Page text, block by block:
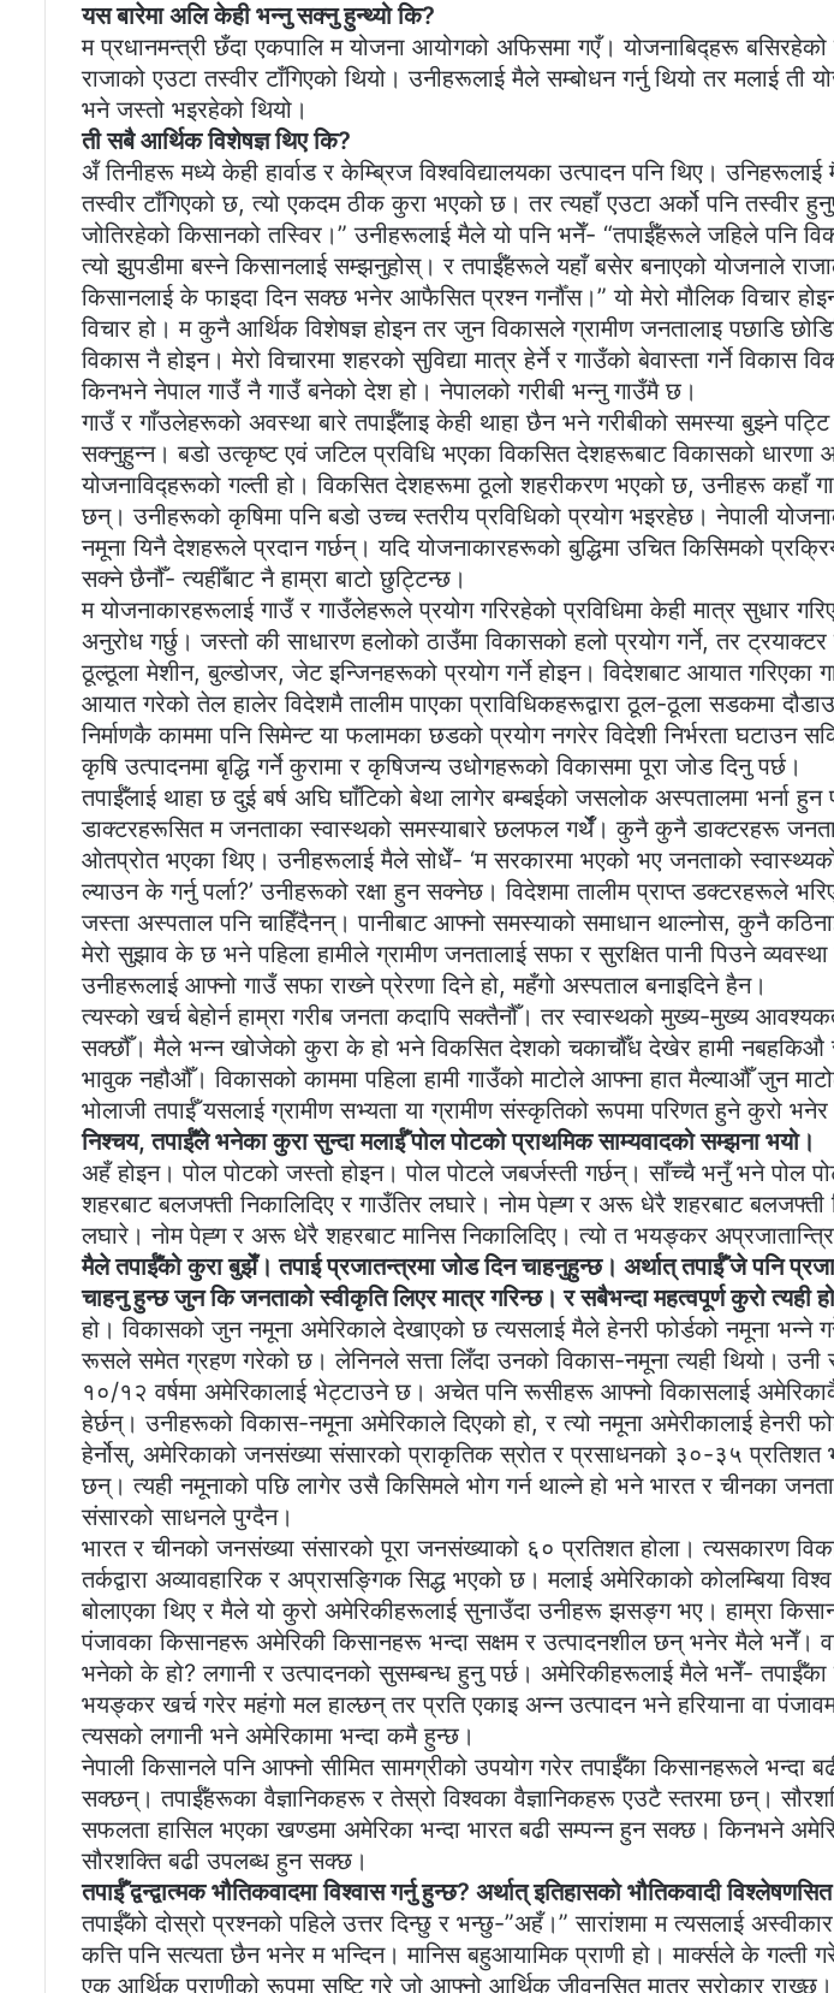
यस बारेमा अलि केही भन्नु सक्नु हुन्थ्यो कि?
म प्रधानमन्त्री छँदा एकपालि म योजना आयोगको अफिसमा गएँ। योजनाबिद्हरू बसिरहेको
राजाको एउटा तस्वीर टाँगिएको थियो। उनीहरूलाई मैले सम्बोधन गर्नु थियो तर मलाई ती
भने जस्तो भइरहेको थियो।
ती सबै आर्थिक विशेषज्ञ थिए कि?
अँ तिनीहरू मध्ये केही हार्वाड र केम्ब्रिज विश्वविद्यालयका उत्पादन पनि थिए।
तस्वीर टाँगिएको छ, त्यो एकदम ठीक कुरा भएको छ। तर त्यहाँ एउटा अर्को पनि तस्वीर
जोतिरहेको किसानको तस्विर।” उनीहरूलाई मैले यो पनि भनेँ- “तपाईँहरूले जहिले पनि
त्यो झुपडीमा बस्ने किसानलाई सम्झनुहोस्। र तपाईँहरूले यहाँ बसेर बनाएको योजनाले
किसानलाई के फाइदा दिन सक्छ भनेर आफैसित प्रश्न गर्नौँस।” यो मेरो मौलिक विचार
विचार हो। म कुनै आर्थिक विशेषज्ञ होइन तर जुन विकासले ग्रामीण जनतालाइ पछाडि
विकास नै होइन। मेरो विचारमा शहरको सुविद्या मात्र हेर्ने र गाउँको बेवास्ता गर्ने विकास
किनभने नेपाल गाउँ नै गाउँ बनेको देश हो। नेपालको गरीबी भन्नु गाउँमै छ।
गाउँ र गाँउलेहरूको अवस्था बारे तपाईँलाइ केही थाहा छैन भने गरीबीको समस्या बुझ्ने पट्टि
सक्नुहुन्न। बडो उत्कृष्ट एवं जटिल प्रविधि भएका विकसित देशहरूबाट विकासको धारणा
योजनाविद्हरूको गल्ती हो। विकसित देशहरूमा ठूलो शहरीकरण भएको छ, उनीहरू कहाँ
छन्। उनीहरूको कृषिमा पनि बडो उच्च स्तरीय प्रविधिको प्रयोग भइरहेछ। नेपाली
नमूना यिनै देशहरूले प्रदान गर्छन्। यदि योजनाकारहरूको बुद्धिमा उचित किसिमको
सक्ने छैनौँ- त्यहीँबाट नै हाम्रा बाटो छुट्टिन्छ।
म योजनाकारहरूलाई गाउँ र गाउँलेहरूले प्रयोग गरिरहेको प्रविधिमा केही मात्र सुधार
अनुरोध गर्छु। जस्तो की साधारण हलोको ठाउँमा विकासको हलो प्रयोग गर्ने, तर ट्रयाक्टर
ठूल्ठूला मेशीन, बुल्डोजर, जेट इन्जिनहरूको प्रयोग गर्ने होइन। विदेशबाट आयात गरिएका
आयात गरेको तेल हालेर विदेशमै तालीम पाएका प्राविधिकहरूद्वारा ठूल-ठूला सडकमा
निर्माणकै काममा पनि सिमेन्ट या फलामका छडको प्रयोग नगरेर विदेशी निर्भरता घटाउन
कृषि उत्पादनमा बृद्धि गर्ने कुरामा र कृषिजन्य उधोगहरूको विकासमा पूरा जोड दिनु पर्छ।
तपाईँलाई थाहा छ दुई बर्ष अघि घाँटिको बेथा लागेर बम्बईको जसलोक अस्पतालमा भर्ना हुन
डाक्टरहरूसित म जनताका स्वास्थको समस्याबारे छलफल गर्थेँ। कुनै कुनै डाक्टरहरू
ओतप्रोत भएका थिए। उनीहरूलाई मैले सोधेँ- ‘म सरकारमा भएको भए जनताको
ल्याउन के गर्नु पर्ला?’ उनीहरूको रक्षा हुन सक्नेछ। विदेशमा तालीम प्राप्त डक्टरहरूले
जस्ता अस्पताल पनि चाहिँदैनन्। पानीबाट आफ्नो समस्याको समाधान थाल्नोस, कुनै
मेरो सुझाव के छ भने पहिला हामीले ग्रामीण जनतालाई सफा र सुरक्षित पानी पिउने व्यवस्था
उनीहरूलाई आफ्नो गाउँ सफा राख्‍ने प्रेरणा दिने हो, महँगो अस्पताल बनाइदिने हैन।
त्यस्को खर्च बेहोर्न हाम्रा गरीब जनता कदापि सक्तैनौँ। तर स्वास्थको मुख्य-मुख्य
सक्छौँ। मैले भन्न खोजेको कुरा के हो भने विकसित देशको चकाचौँध देखेर हामी नबहकिऔ
भावुक नहौऔँ। विकासको काममा पहिला हामी गाउँको माटोले आफ्ना हात मैल्याऔँ जुन
भोलाजी तपाईँ यसलाई ग्रामीण सभ्यता या ग्रामीण संस्कृतिको रूपमा परिणत हुने कुरो
निश्चय, तपाईँले भनेका कुरा सुन्दा मलाईँ पोल पोटको प्राथमिक साम्यवादको सम्झना भयो।
अहँ होइन। पोल पोटको जस्तो होइन। पोल पोटले जबर्जस्ती गर्छन्। साँच्चै भनुँ भने पोल
शहरबाट बलजफ्ती निकालिदिए र गाउँतिर लघारे। नोम पेह्ग र अरू धेरै शहरबाट बलजफ्ती
लघारे। नोम पेह्ग र अरू धेरै शहरबाट मानिस निकालिदिए। त्यो त भयङ्कर
मैले तपाईँको कुरा बुझेँ। तपाई प्रजातन्त्रमा जोड दिन चाहनुहुन्छ। अर्थात् तपाईँ जे पनि
चाहनु हुन्छ जुन कि जनताको स्वीकृति लिएर मात्र गरिन्छ। र सबैभन्दा महत्वपूर्ण कुरो त्यही
हो। विकासको जुन नमूना अमेरिकाले देखाएको छ त्यसलाई मैले हेनरी फोर्डको नमूना भन्ने
रूसले समेत ग्रहण गरेको छ। लेनिनले सत्ता लिँदा उनको विकास-नमूना त्यही थियो।
१०/१२ वर्षमा अमेरिकालाई भेट्टाउने छ। अचेत पनि रूसीहरू आफ्नो विकासलाई
हेर्छन्। उनीहरूको विकास-नमूना अमेरिकाले दिएको हो, र त्यो नमूना अमेरीकालाई हेनरी
हेर्नोस्, अमेरिकाको जनसंख्या संसारको प्राकृतिक स्रोत र प्रसाधनको ३०-३५ प्रतिशत
छन्। त्यही नमूनाको पछि लागेर उसै किसिमले भोग गर्न थाल्ने हो भने भारत र चीनका
संसारको साधनले पुग्दैन।
भारत र चीनको जनसंख्या संसारको पूरा जनसंख्याको ६० प्रतिशत होला। त्यसकारण
तर्कद्वारा अव्यावहारिक र अप्रासङ्गिक सिद्ध भएको छ। मलाई अमेरिकाको कोलम्बिया विश्व
बोलाएका थिए र मैले यो कुरो अमेरिकीहरूलाई सुनाउँदा उनीहरू झसङ्ग भए। हाम्रा
पंजावका किसानहरू अमेरिकी किसानहरू भन्दा सक्षम र उत्पादनशील छन् भनेर मैले भनेँ।
भनेको के हो? लगानी र उत्पादनको सुसम्बन्ध हुनु पर्छ। अमेरिकीहरूलाई मैले भनेँ-
भयङ्कर खर्च गरेर महंगो मल हाल्छन् तर प्रति एकाइ अन्न उत्पादन भने हरियाना वा
त्यसको लगानी भने अमेरिकामा भन्दा कमै हुन्छ।
नेपाली किसानले पनि आफ्नो सीमित सामग्रीको उपयोग गरेर तपाईँका किसानहरूले भन्दा
सक्छन्। तपाईँहरूका वैज्ञानिकहरू र तेस्रो विश्वका वैज्ञानिकहरू एउटै स्तरमा छन्।
सफलता हासिल भएका खण्डमा अमेरिका भन्दा भारत बढी सम्पन्न हुन सक्छ। किनभने
सौरशक्ति बढी उपलब्ध हुन सक्छ।
तपाईँ द्वन्द्वात्मक भौतिकवादमा विश्वास गर्नु हुन्छ? अर्थात् इतिहासको भौतिकवादी
तपाईँको दोस्रो प्रश्नको पहिले उत्तर दिन्छु र भन्छु-”अहँ।” सारांशमा म त्यसलाई अस्वीकार
कत्ति पनि सत्यता छैन भनेर म भन्दिन। मानिस बहुआयामिक प्राणी हो। मार्क्सले के गल्ती
एक आर्थिक प्राणीको रूपमा सृष्टि गरे जो आफ्नो आर्थिक जीवनसित मात्र सरोकार